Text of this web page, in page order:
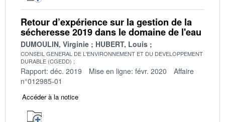
Retour d’expérience sur la gestion de la
sécheresse 2019 dans le domaine de l'eau
DUMOULIN, Virginie HUBERT, Louis
CONSEIL GENERAL DE L'ENVIRONNEMENT ET DU DEVELOPPEMENT
DURABLE (CGEDD)
Rapport: déc. 2019 Mise en ligne: févr. 2020
Affaire
n°012985-01
Accéder à la notice